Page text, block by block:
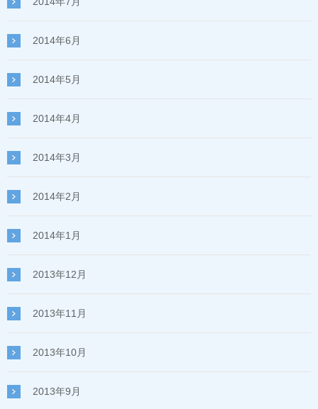
2014年6月
2014年5月
2014年4月
2014年3月
2014年2月
2014年1月
2013年12月
2013年11月
2013年10月
2013年9月